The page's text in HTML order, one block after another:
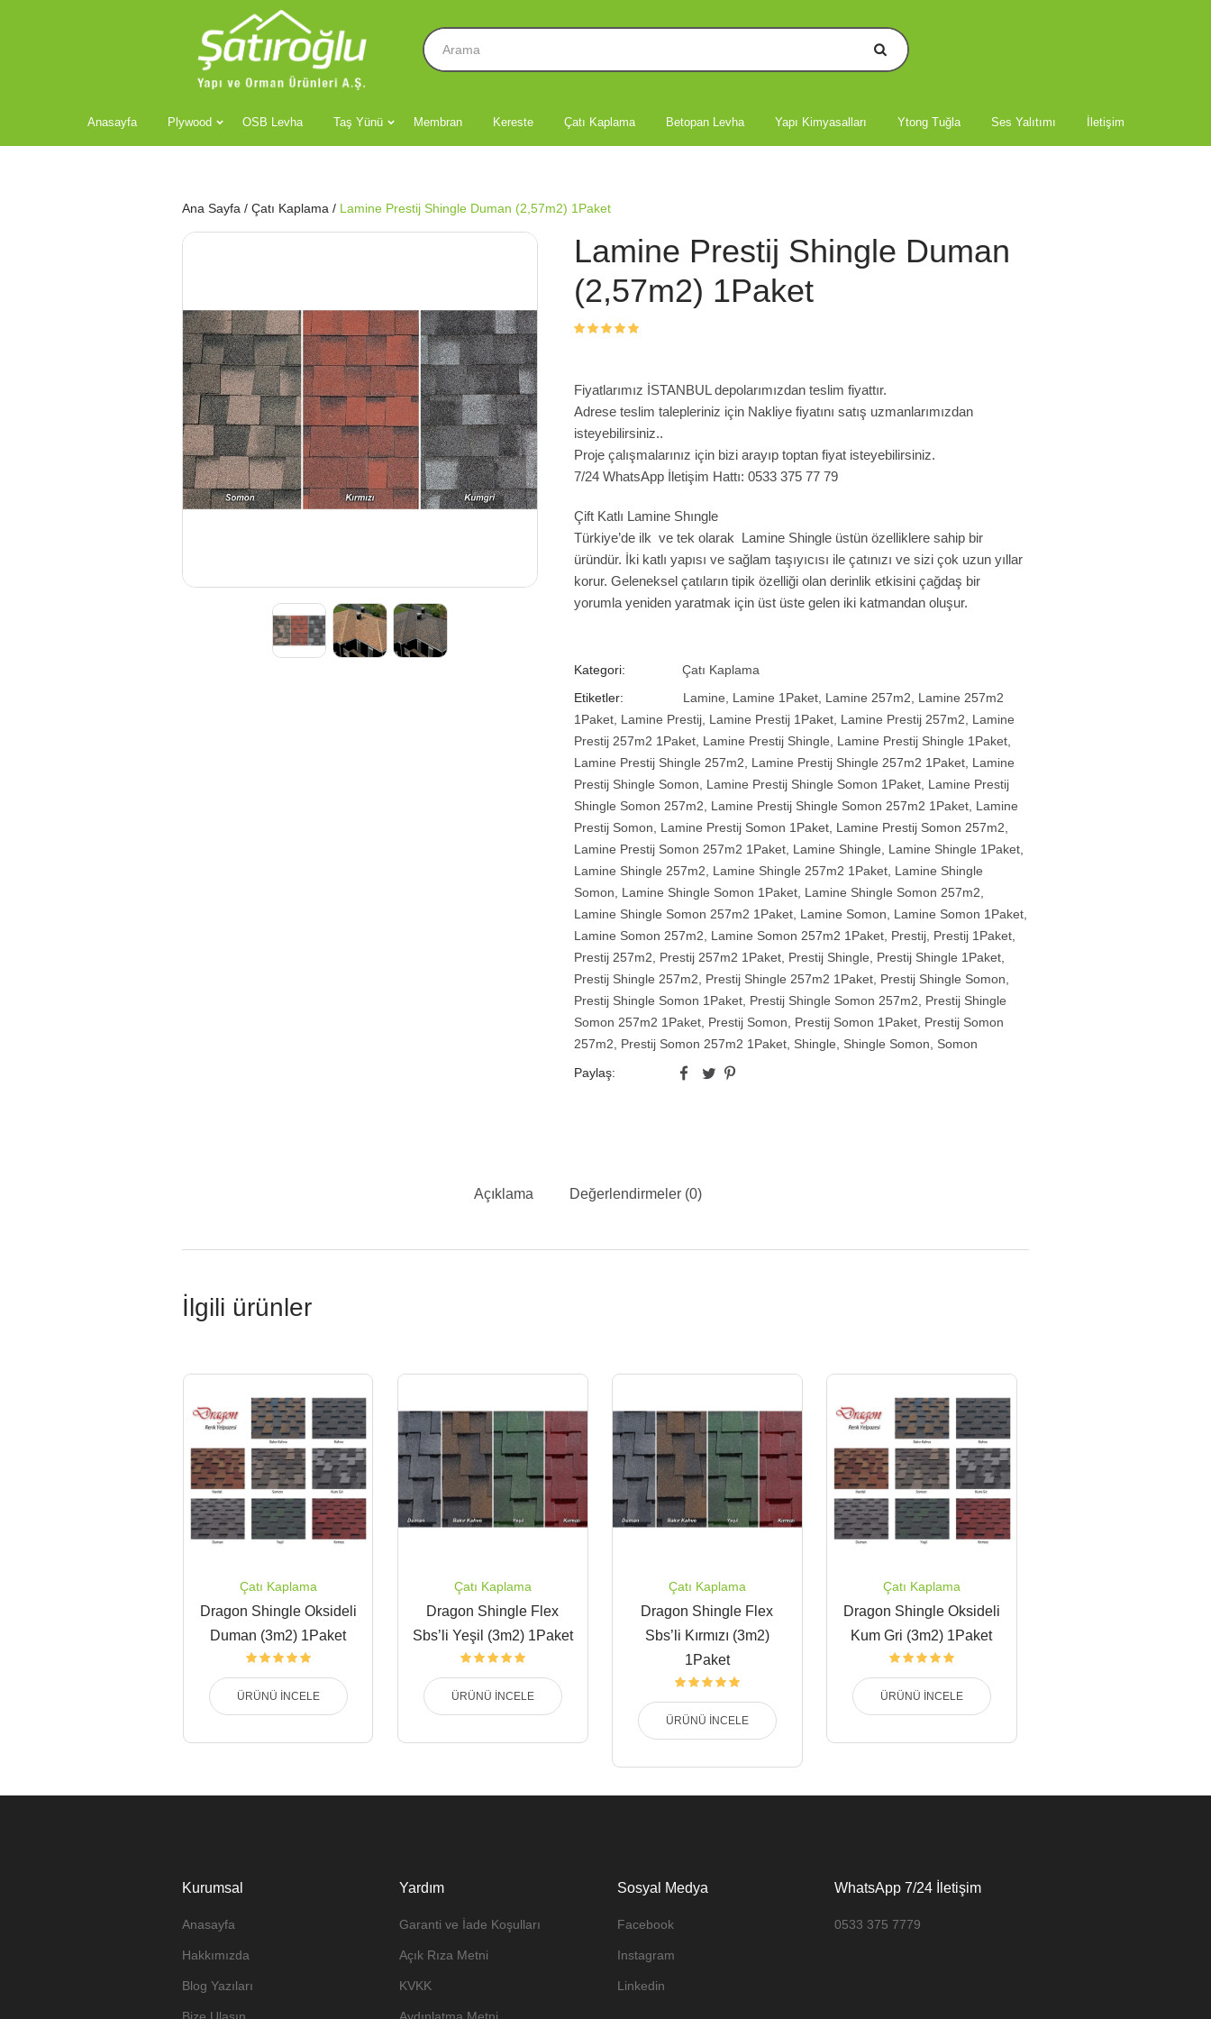
Anasayfa Plywood OSB Levha Taş Yünü Membran Kereste Çatı Kaplama Betopan Levha Yapı Kimyasalları Ytong Tuğla Ses Yalıtımı İletişim
Ana Sayfa / Çatı Kaplama / Lamine Prestij Shingle Duman (2,57m2) 1Paket
Lamine Prestij Shingle Duman
(2,57m2) 1Paket
Fiyatlarımız İSTANBUL depolarımızdan teslim fiyattır.
Adrese teslim talepleriniz için Nakliye fiyatını satış uzmanlarımızdan
isteyebilirsiniz..
Proje çalışmalarınız için bizi arayıp toptan fiyat isteyebilirsiniz.
7/24 WhatsApp İletişim Hattı: 0533 375 77 79
Çift Katlı Lamine Shıngle
Türkiye’de ilk ve tek olarak Lamine Shingle üstün özelliklere sahip bir
üründür. İki katlı yapısı ve sağlam taşıyıcısı ile çatınızı ve sizi çok uzun yıllar
korur. Geleneksel çatıların tipik özelliği olan derinlik etkisini çağdaş bir
yorumla yeniden yaratmak için üst üste gelen iki katmandan oluşur.
Kategori:
Çatı Kaplama
Etiketler:
Lamine Lamine 1Paket, Lamine 257m2
Lamine 257m2
1Paket, Lamine Prestij, Lamine Prestij 1Paket, Lamine Prestij 257m2
Lamine
Prestij 257m2 1Paket, Lamine Prestij Shingle Lamine Prestij Shingle 1Paket,
Lamine Prestij Shingle 257m2
Lamine Prestij Shingle 257m2 1Paket, Lamine
Prestij Shingle Somon
Lamine Prestij Shingle Somon 1Paket, Lamine Prestij
Shingle Somon 257m2
Lamine Prestij Shingle Somon 257m2 1Paket, Lamine
Prestij Somon
Lamine Prestij Somon 1Paket, Lamine Prestij Somon 257m2
Lamine Prestij Somon 257m2 1Paket, Lamine Shingle Lamine Shingle 1Paket,
Lamine Shingle 257m2
Lamine Shingle 257m2 1Paket, Lamine Shingle
Somon
Lamine Shingle Somon 1Paket, Lamine Shingle Somon 257m2
Lamine Shingle Somon 257m2 1Paket, Lamine Somon Lamine Somon 1Paket,
Lamine Somon 257m2
Lamine Somon 257m2 1Paket, Prestij, Prestij 1Paket,
Prestij 257m2
Prestij 257m2 1Paket, Prestij Shingle Prestij Shingle 1Paket,
Prestij Shingle 257m2
Prestij Shingle 257m2 1Paket, Prestij Shingle Somon
Prestij Shingle Somon 1Paket, Prestij Shingle Somon 257m2
Prestij Shingle
Somon 257m2 1Paket, Prestij Somon Prestij Somon 1Paket, Prestij Somon
257m2
Prestij Somon 257m2 1Paket, Shingle Shingle Somon Somon
Paylaş:
Açıklama Değerlendirmeler (0)
İlgili ürünler
Çatı Kaplama
Dragon Shingle Oksideli
Duman (3m2) 1Paket
ÜRÜNÜ İNCELE
Çatı Kaplama
Dragon Shingle Flex
Sbs’li Yeşil (3m2) 1Paket
ÜRÜNÜ İNCELE
Çatı Kaplama
Dragon Shingle Flex
Sbs’li Kırmızı (3m2)
1Paket
ÜRÜNÜ İNCELE
Çatı Kaplama
Dragon Shingle Oksideli
Kum Gri (3m2) 1Paket
ÜRÜNÜ İNCELE
Kurumsal
Anasayfa
Hakkımızda
Blog Yazıları
Bize Ulaşın
Yardım
Garanti ve İade Koşulları
Açık Rıza Metni
KVKK
Aydınlatma Metni
Sosyal Medya
Facebook
Instagram
Linkedin
WhatsApp 7/24 İletişim
0533 375 7779